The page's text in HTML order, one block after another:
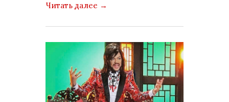
Читать далее →